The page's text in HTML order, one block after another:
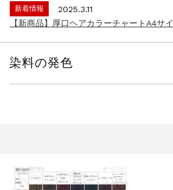
新着情報
2025.3.11
【新商品】厚口ヘアカラーチャートA4サ
新着情報
2024.4.10
【新商品】厚口ヘアカラーチャートA4サイ
新着情報
2024.7.2
染料の発色